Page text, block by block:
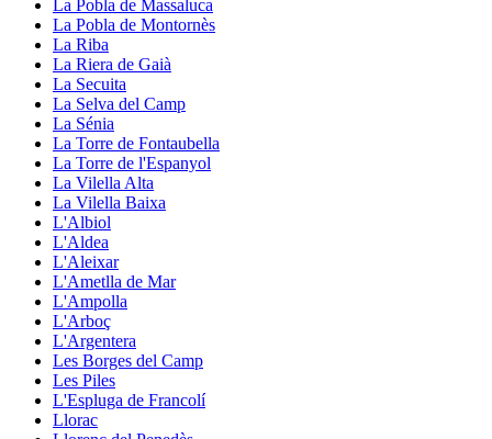
La Pobla de Massaluca
La Pobla de Montornès
La Riba
La Riera de Gaià
La Secuita
La Selva del Camp
La Sénia
La Torre de Fontaubella
La Torre de l'Espanyol
La Vilella Alta
La Vilella Baixa
L'Albiol
L'Aldea
L'Aleixar
L'Ametlla de Mar
L'Ampolla
L'Arboç
L'Argentera
Les Borges del Camp
Les Piles
L'Espluga de Francolí
Llorac